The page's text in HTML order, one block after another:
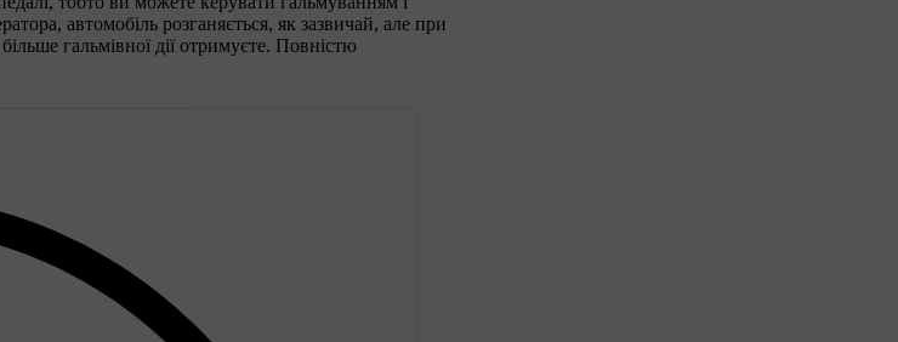
автомобіль розганяється, як зазвичай, але при
гальмівної дії отримуєте. Повністю